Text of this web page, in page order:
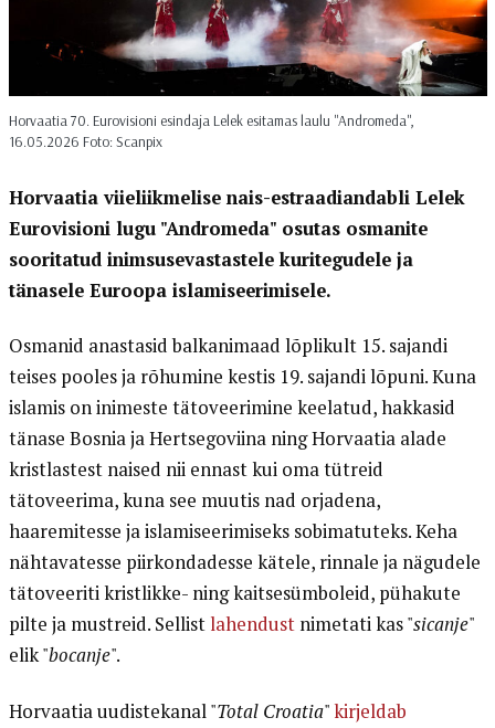
Horvaatia 70. Eurovisioni esindaja Lelek esitamas laulu "Andromeda",
16.05.2026 Foto: Scanpix
Horvaatia viieliikmelise nais-estraadiandabli Lelek
Eurovisioni lugu "Andromeda" osutas osmanite
sooritatud inimsusevastastele kuritegudele ja
tänasele Euroopa islamiseerimisele.
Osmanid anastasid balkanimaad lõplikult 15. sajandi
teises pooles ja rõhumine kestis 19. sajandi lõpuni. Kuna
islamis on inimeste tätoveerimine keelatud, hakkasid
tänase Bosnia ja Hertsegoviina ning Horvaatia alade
kristlastest naised nii ennast kui oma tütreid
tätoveerima, kuna see muutis nad orjadena,
haaremitesse ja islamiseerimiseks sobimatuteks. Keha
nähtavatesse piirkondadesse kätele, rinnale ja nägudele
tätoveeriti kristlikke- ning kaitsesümboleid, pühakute
pilte ja mustreid. Sellistlahendustnimetati kas "sicanje"
elik "bocanje".
Horvaatia uudistekanal "Total Croatia"kirjeldab